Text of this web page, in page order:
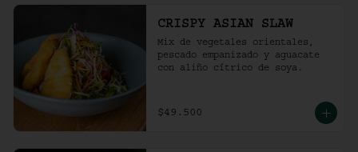
CRISPY ASIAN SLAW
Mix de vegetales orientales,
pescado empanizado y aguacate
con aliño cítrico de soya.
$49.500